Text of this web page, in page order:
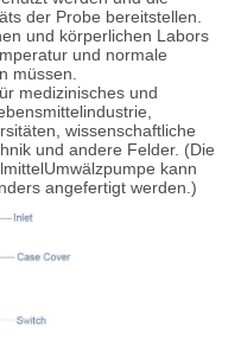
der Probe bereitstellen.
und körperlichen Labors
und normale
müssen.
medizinisches und
wissenschaftliche
und andere Felder. (Die
kann
angefertigt werden.)